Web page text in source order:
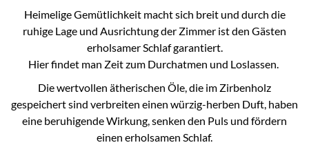
Heimelige Gemütlichkeit macht sich breit und durch die
ruhige Lage und Ausrichtung der Zimmer ist den Gästen
erholsamer Schlaf garantiert.
Hier findet man Zeit zum Durchatmen und Loslassen.
Die wertvollen ätherischen Öle, die im Zirbenholz
gespeichert sind verbreiten einen würzig-herben Duft, haben
eine beruhigende Wirkung, senken den Puls und fördern
einen erholsamen Schlaf.